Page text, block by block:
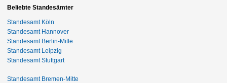
Beliebte Standesämter
Standesamt Köln
Standesamt Hannover
Standesamt Berlin-Mitte
Standesamt Leipzig
Standesamt Stuttgart
Standesamt Bremen-Mitte